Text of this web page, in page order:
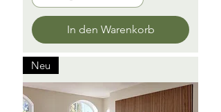
In den Warenkorb
Neu